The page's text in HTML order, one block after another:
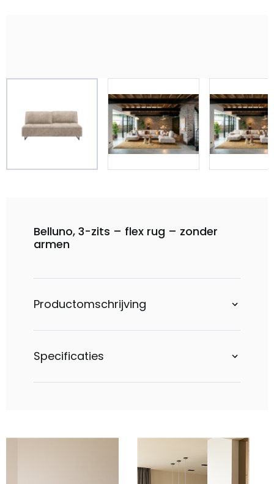
Belluno, 3-zits – flex rug – zonder
armen
Productomschrijving
Specificaties